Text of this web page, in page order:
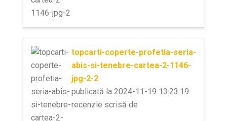
topcarti-coperte-profetia-seria-
abis-si-tenebre-cartea-2-1146-
jpg-2-2
publicată la 2024-11-19 13:23:19
recenzie scrisă de